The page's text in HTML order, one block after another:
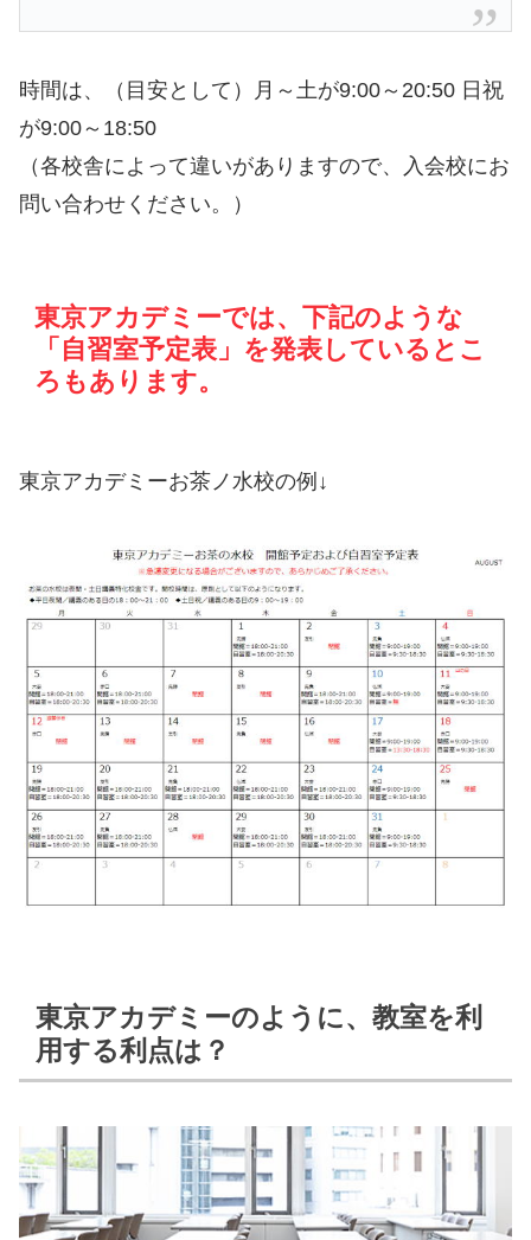
時間は、（目安として）月～土が9:00～20:50 日祝
が9:00～18:50
（各校舎によって違いがありますので、入会校にお
問い合わせください。）
東京アカデミーでは、下記のような
「自習室予定表」を発表しているとこ
ろもあります。
東京アカデミーお茶ノ水校の例↓
東京アカデミーのように、教室を利
用する利点は？